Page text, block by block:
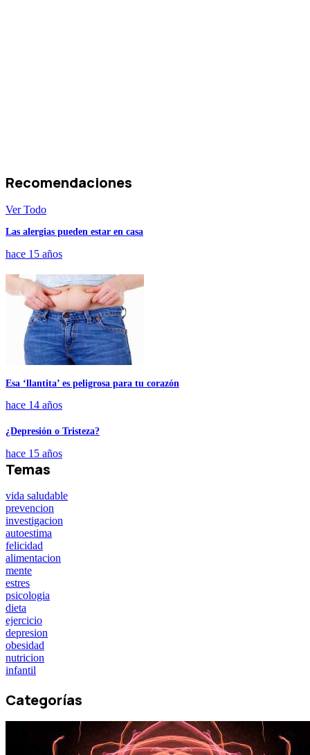
Recomendaciones
Ver Todo
Las alergias pueden estar en casa
hace 15 años
Esa ‘llantita’ es peligrosa para tu corazón
hace 14 años
¿Depresión o Tristeza?
hace 15 años
Temas
vida saludable
prevencion
investigacion
autoestima
felicidad
alimentacion
mente
estres
psicologia
dieta
ejercicio
depresion
obesidad
nutricion
infantil
Categorías